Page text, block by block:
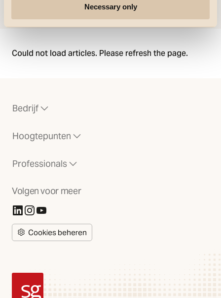
Necessary only
Ga naar
Could not load articles. Please refresh the page.
Bedrijf
Hoogtepunten
Professionals
Volgen voor meer
(Opent in nieuw tabblad)
(Opent in nieuw tabblad)
(Opent in nieuw tabblad)
Cookies beheren